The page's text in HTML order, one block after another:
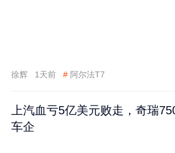
徐辉 1天前 # 阿尔法T7
上汽血亏5亿美元败走，奇瑞
车企